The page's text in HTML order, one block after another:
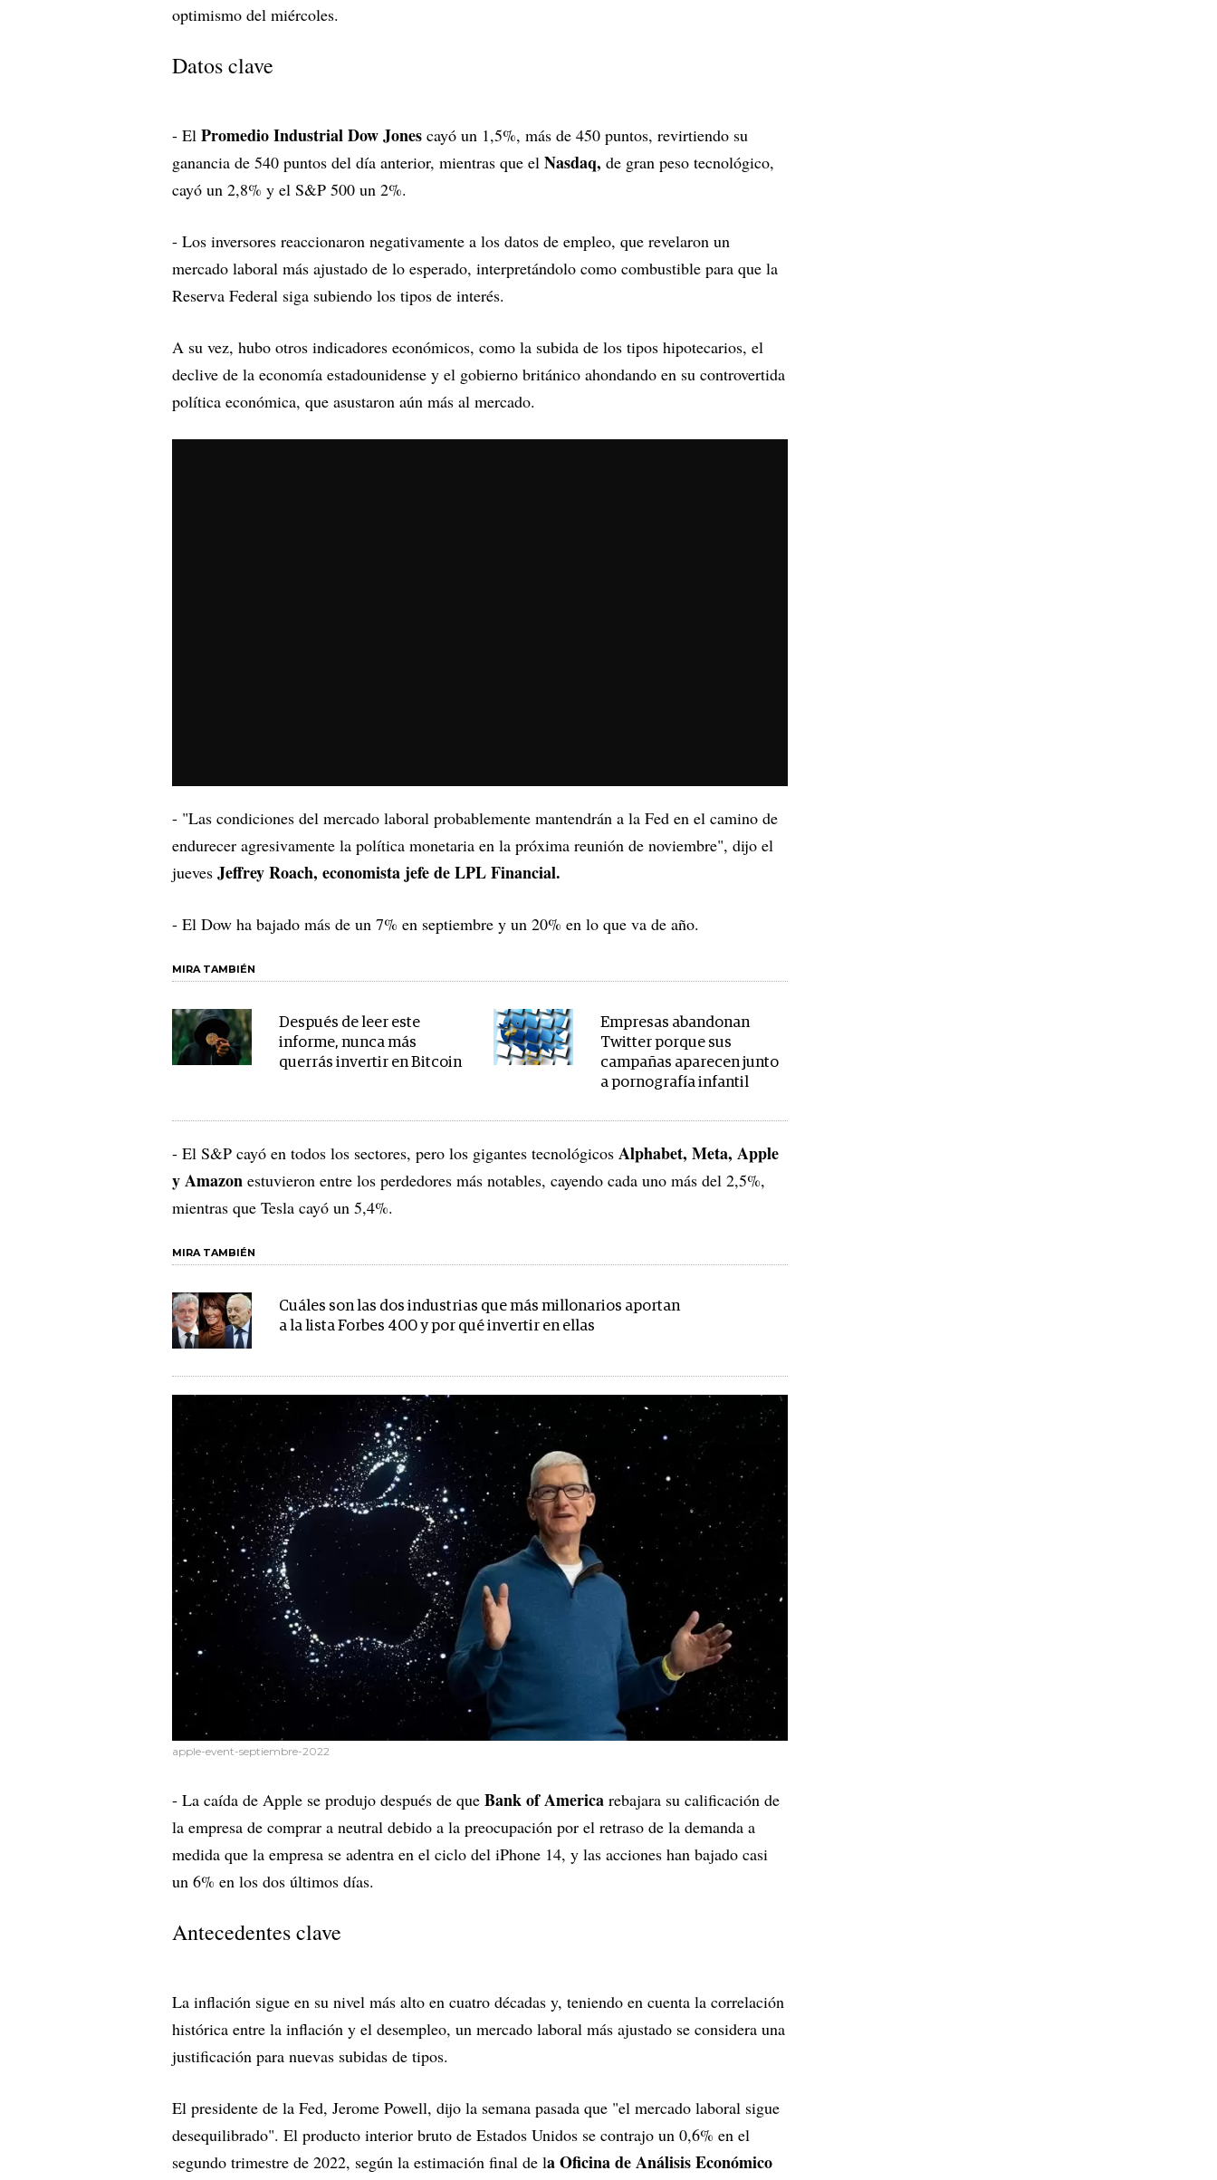
optimismo del miércoles.
Datos clave
- El Promedio Industrial Dow Jones cayó un 1,5%, más de 450 puntos, revirtiendo su
ganancia de 540 puntos del día anterior, mientras que el Nasdaq, de gran peso tecnológico,
cayó un 2,8% y el S&P 500 un 2%.
- Los inversores reaccionaron negativamente a los datos de empleo, que revelaron un
mercado laboral más ajustado de lo esperado, interpretándolo como combustible para que la
Reserva Federal siga subiendo los tipos de interés.
A su vez, hubo otros indicadores económicos, como la subida de los tipos hipotecarios, el
declive de la economía estadounidense y el gobierno británico ahondando en su controvertida
política económica, que asustaron aún más al mercado.
- "Las condiciones del mercado laboral probablemente mantendrán a la Fed en el camino de
endurecer agresivamente la política monetaria en la próxima reunión de noviembre", dijo el
jueves Jeffrey Roach, economista jefe de LPL Financial.
- El Dow ha bajado más de un 7% en septiembre y un 20% en lo que va de año.
MIRA TAMBIÉN
Después de leer este
informe, nunca más
querrás invertir en Bitcoin
Empresas abandonan
Twitter porque sus
campañas aparecen junto
a pornografía infantil
- El S&P cayó en todos los sectores, pero los gigantes tecnológicos Alphabet, Meta, Apple
y Amazon estuvieron entre los perdedores más notables, cayendo cada uno más del 2,5%,
mientras que Tesla cayó un 5,4%.
MIRA TAMBIÉN
Cuáles son las dos industrias que más millonarios aportan
a la lista Forbes 400 y por qué invertir en ellas
apple-event-septiembre-2022
- La caída de Apple se produjo después de que Bank of America rebajara su calificación de
la empresa de comprar a neutral debido a la preocupación por el retraso de la demanda a
medida que la empresa se adentra en el ciclo del iPhone 14, y las acciones han bajado casi
un 6% en los dos últimos días.
Antecedentes clave
La inflación sigue en su nivel más alto en cuatro décadas y, teniendo en cuenta la correlación
histórica entre la inflación y el desempleo, un mercado laboral más ajustado se considera una
justificación para nuevas subidas de tipos.
El presidente de la Fed, Jerome Powell, dijo la semana pasada que "el mercado laboral sigue
desequilibrado". El producto interior bruto de Estados Unidos se contrajo un 0,6% en el
segundo trimestre de 2022, según la estimación final de la Oficina de Análisis Económico